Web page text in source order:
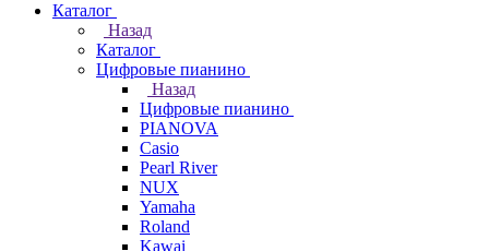
Каталог
Назад
Каталог
Цифровые пианино
Назад
Цифровые пианино
PIANOVA
Casio
Pearl River
NUX
Yamaha
Roland
Kawai